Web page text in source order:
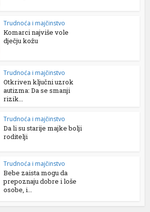
Trudnoća i majčinstvo
Komarci najviše vole
dječju kožu
Trudnoća i majčinstvo
Otkriven ključni uzrok
autizma: Da se smanji
rizik...
Trudnoća i majčinstvo
Da li su starije majke bolji
roditelji
Trudnoća i majčinstvo
Bebe zaista mogu da
prepoznaju dobre i loše
osobe, i...